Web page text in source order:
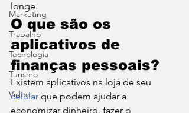
Marketing
Trabalho
Tecnologia
Turismo
Video
longe.
O que são os
aplicativos de
finanças pessoais?
Existem aplicativos na loja de seu
celular que podem ajudar a
economizar dinheiro, fazer o